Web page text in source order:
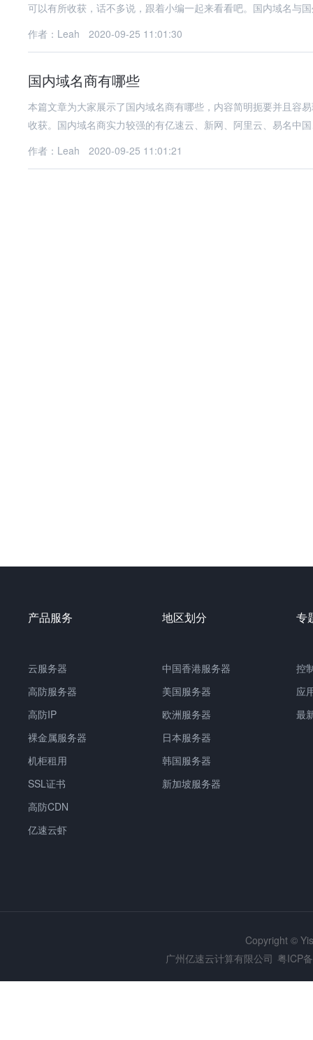
可以有所收获，话不多说，跟着小编一起来看看吧。国内域名与
作者：Leah
2020-09-25 11:01:30
国内域名商有哪些
本篇文章为大家展示了国内域名商有哪些，内容简明扼要并且容
收获。国内域名商实力较强的有亿速云、新网、阿里云、易名中
作者：Leah
2020-09-25 11:01:21
产品服务
云服务器
高防服务器
高防IP
裸金属服务器
机柜租用
SSL证书
高防CDN
亿速云虾
地区划分
中国香港服务器
美国服务器
欧洲服务器
日本服务器
韩国服务器
新加坡服务器
专
控
应
最
Copyright ©
广州亿速云计算有限公司 粤ICP